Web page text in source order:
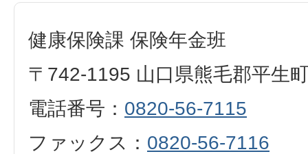
健康保険課 保険年金班
〒742-1195 山口県熊毛郡平生
電話番号： 0820-56-7115
ファックス： 0820-56-7116